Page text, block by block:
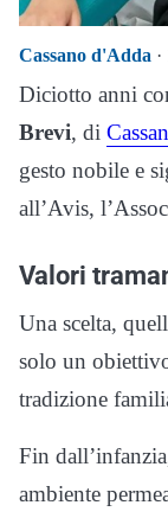
Cassano d'Adda
Diciotto anni
Brevi, di
gesto nobile e
all’Avis,
Valori
Una scelta,
solo un
tradizione
Fin
ambiente